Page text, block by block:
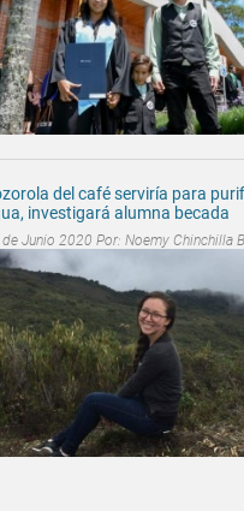
del café serviría para
investigará alumna becada
Junio 2020 Por: Noemy Chinchilla